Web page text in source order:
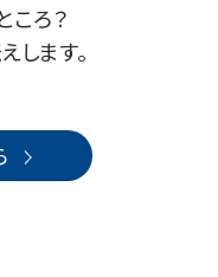
ころ？
します。